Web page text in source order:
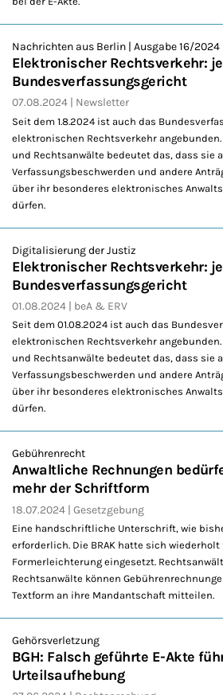
Nachrichten aus Berlin | Ausgabe 16/2024
Elektronischer Rechtsverkehr:
Bundesverfassungsgericht
07.08.2024 Newsletter
Seit dem 1.8.2024 ist auch das
elektronischen Rechtsverkehr
und Rechtsanwälte bedeutet das, dass sie
Verfassungsbeschwerden und andere
über ihr besonderes elektronisches
dürfen.
Digitalisierung der Justiz
Elektronischer Rechtsverkehr:
Bundesverfassungsgericht
01.08.2024 beA & ERV
Seit dem 01.08.2024 ist auch das
elektronischen Rechtsverkehr
und Rechtsanwälte bedeutet das, dass sie
Verfassungsbeschwerden und andere
über ihr besonderes elektronisches
dürfen.
Gebührenrecht
Anwaltliche Rechnungen
mehr der Schriftform
18.07.2024 Gesetzgebung
Eine handschriftliche Unterschrift, wie
erforderlich. Die BRAK hatte sich
Formerleichterung eingesetzt.
Rechtsanwälte können
Textform an ihre Mandantschaft mitteilen.
Gehörsverletzung
BGH: Falsch geführte E-Akte
Urteilsaufhebung